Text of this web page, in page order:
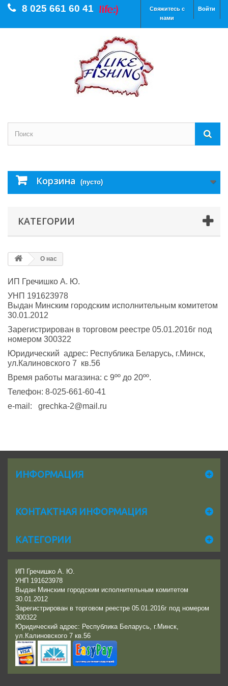
Войти
Свяжитесь с
нами
8 025 661 60 41
Корзина (пусто)
КАТЕГОРИИ
О нас
ИП Гречишко А. Ю.
УНП 191623978
Выдан Минским городским исполнительным комитетом
30.01.2012
Зарегистрирован в торговом реестре 05.01.2016г под
номером 300322
Юридический адрес: Республика Беларусь, г.Минск,
ул.Калиновского 7 кв.56
Время работы магазина: с 9ºº до 20ºº.
Телефон: 8-025-661-60-41
e-mail: grechka-2@mail.ru
ИНФОРМАЦИЯ
КОНТАКТНАЯ ИНФОРМАЦИЯ
КАТЕГОРИИ
ИП Гречишко А. Ю.
УНП 191623978
Выдан Минским городским исполнительным комитетом
30.01.2012
Зарегистрирован в торговом реестре 05.01.2016г под номером
300322
Юридический адрес: Республика Беларусь, г.Минск,
ул.Калиновского 7 кв.56